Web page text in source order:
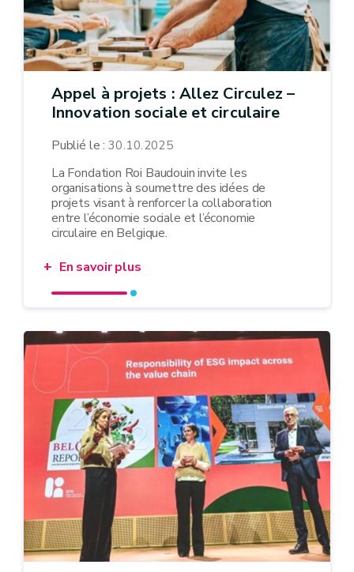
Appel à projets : Allez Circulez –
Innovation sociale et circulaire
Publié le : 30.10.2025
La Fondation Roi Baudouin invite les
organisations à soumettre des idées de
projets visant à renforcer la collaboration
entre l’économie sociale et l’économie
circulaire en Belgique.
En savoir plus